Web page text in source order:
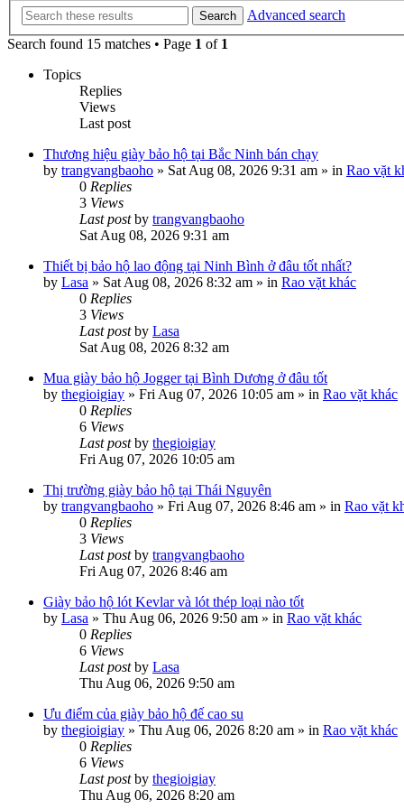
Search
Advanced search
Search found 15 matches • Page 1 of 1
Topics
Replies
Views
Last post
Thương hiệu giày bảo hộ tại Bắc Ninh bán chạy
by trangvangbaoho » Sat Aug 08, 2026 9:31 am » in Rao vặt
0 Replies
3 Views
Last postby trangvangbaoho
Sat Aug 08, 2026 9:31 am
Thiết bị bảo hộ lao động tại Ninh Bình ở đâu tốt nhất?
by Lasa » Sat Aug 08, 2026 8:32 am » in Rao vặt khác
0 Replies
3 Views
Last postby Lasa
Sat Aug 08, 2026 8:32 am
Mua giày bảo hộ Jogger tại Bình Dương ở đâu tốt
by thegioigiay » Fri Aug 07, 2026 10:05 am » in Rao vặt khác
0 Replies
6 Views
Last postby thegioigiay
Fri Aug 07, 2026 10:05 am
Thị trường giày bảo hộ tại Thái Nguyên
by trangvangbaoho » Fri Aug 07, 2026 8:46 am » in Rao vặt
0 Replies
3 Views
Last postby trangvangbaoho
Fri Aug 07, 2026 8:46 am
Giày bảo hộ lót Kevlar và lót thép loại nào tốt
by Lasa » Thu Aug 06, 2026 9:50 am » in Rao vặt khác
0 Replies
6 Views
Last postby Lasa
Thu Aug 06, 2026 9:50 am
Ưu điểm của giày bảo hộ đế cao su
by thegioigiay » Thu Aug 06, 2026 8:20 am » in Rao vặt khác
0 Replies
6 Views
Last postby thegioigiay
Thu Aug 06, 2026 8:20 am